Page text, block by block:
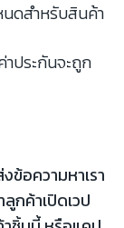
นดสำหรับสินค้า
ประกันจะถูก
ข้อความหาเรา
กค้าเปิดเวป